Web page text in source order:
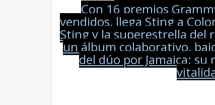
Con 16 premios
vendidos, llega Sting a
Sting y la superestrella del
un álbum colaborativo,
del dúo por Jamaica: